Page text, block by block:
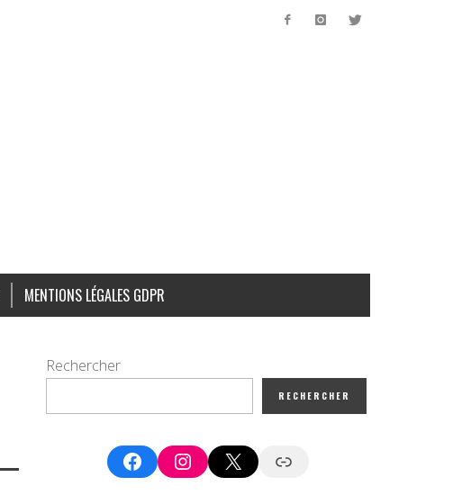
MENTIONS LÉGALES GDPR
Rechercher
RECHERCHER
FacebookInstagram
X Google News